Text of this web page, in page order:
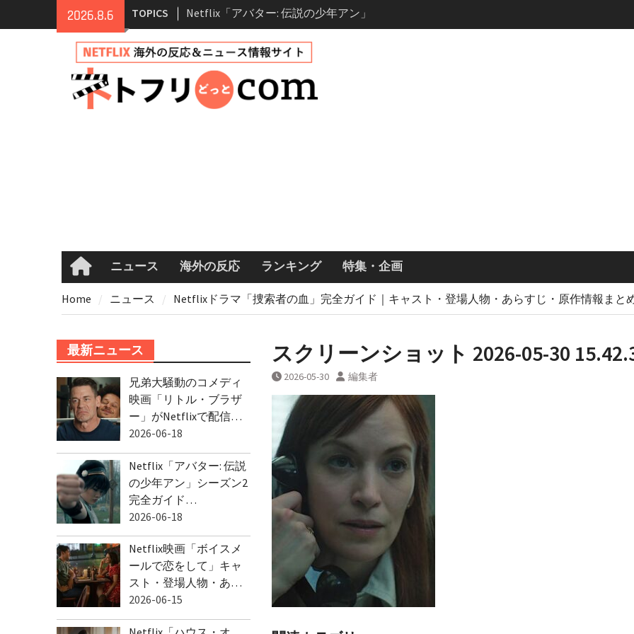
2026.8.6 TOPICS
Netflix「アバター: 伝説の少年アン」
シーズン2 完全ガイド｜キャスト・
登場人物・あらすじ・シーズン3最新
情報
Netflix映画「ボイスメールで恋をし
て」キャスト・登場人物・あらすじ
まとめ｜ゾーイ・ドゥイッチ主演ロ
め
Homeニュース 海外の反応 ランキング 特集・企画
Home ニュース Netflixドラマ「捜索者の血」完全ガイド｜キャスト・登場人物・あらすじ・原作情報まと
スクリーンショット 2026-05-30
2026-05-30 編集者
最新ニュース
兄弟大騒動のコメディ
映画「リトル・ブラザ
ー」がNetflixで配信…
2026-06-18
Netflix「アバター: 伝説
の少年アン」シーズン2
完全ガイド…
2026-06-18
Netflix映画「ボイスメ
ールで恋をして」キャ
スト・登場人物・あ…
2026-06-15